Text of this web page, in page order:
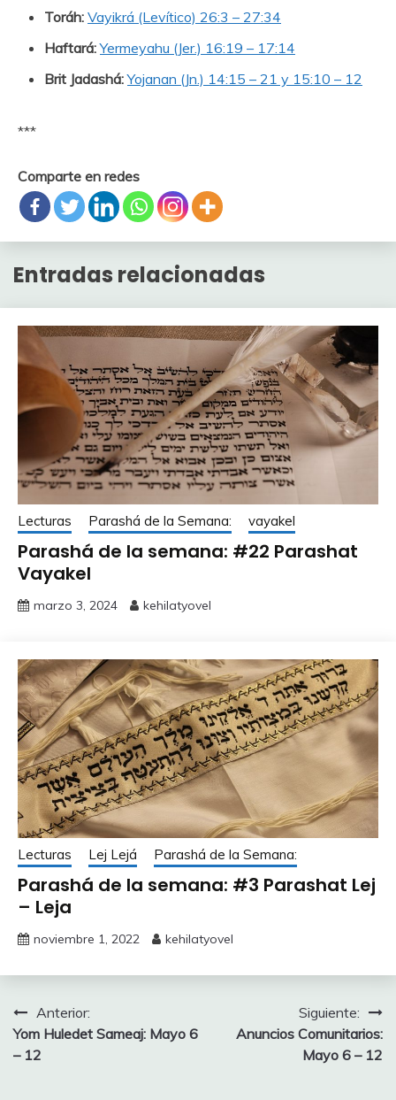
Toráh: Vayikrá (Levítico) 26:3 – 27:34
Haftará:Yermeyahu (Jer.) 16:19 – 17:14
Brit Jadashá:Yojanan (Jn.) 14:15 – 21 y 15:10 – 12
***
Comparte en redes
Entradas relacionadas
Lecturas Parashá de la Semana: vayakel
Parashá de la semana: #22 Parashat
Vayakel
marzo 3, 2024 kehilatyovel
Lecturas Lej Lejá Parashá de la Semana:
Parashá de la semana: #3 Parashat Lej
– Leja
noviembre 1, 2022 kehilatyovel
Navegación
de
Anterior:
Yom Huledet Sameaj: Mayo 6
– 12
Siguiente:
Anuncios Comunitarios:
Mayo 6 – 12